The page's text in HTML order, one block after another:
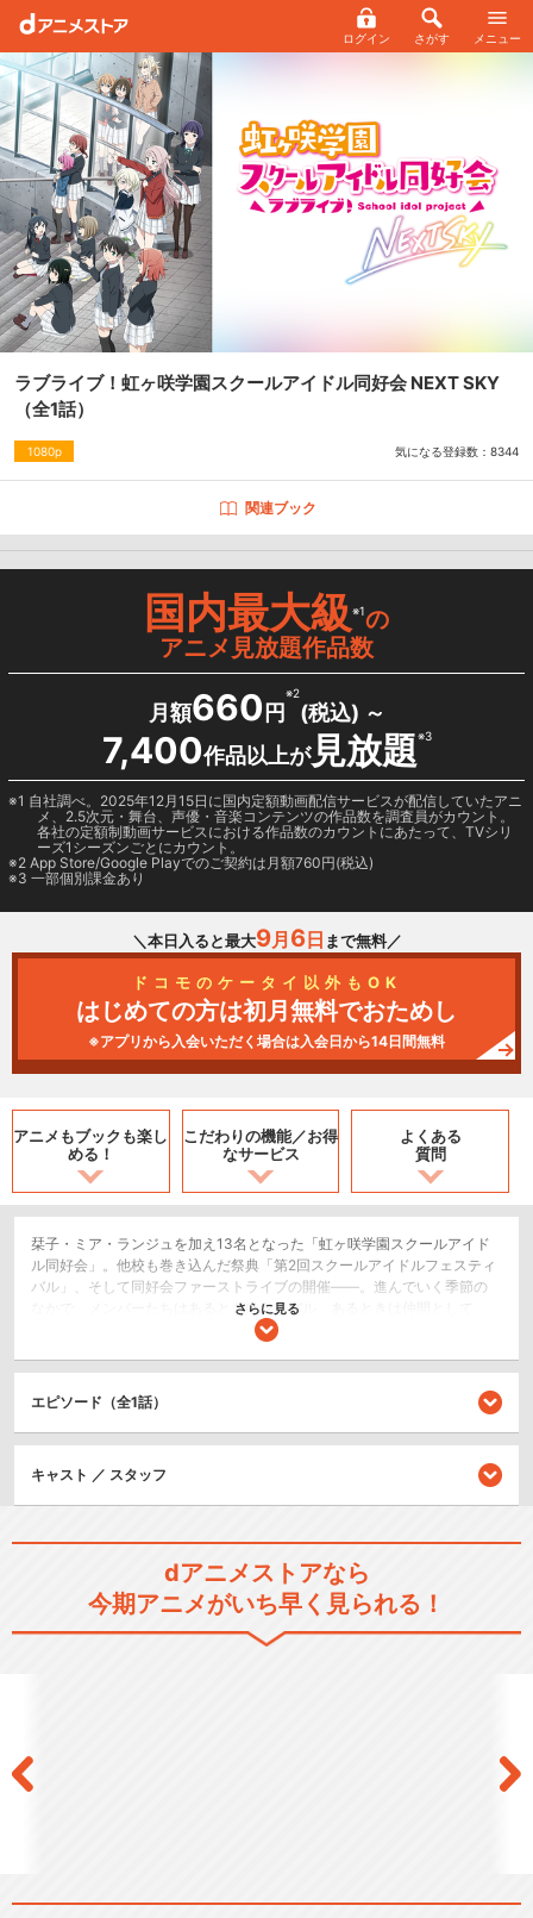
ログイン さがす メニュー
ラブライブ！虹ヶ咲学園スクールアイドル同好会 NEXT SKY
（全1話）
1080p 気になる登録数： 8344
関連ブック
国内最大級※1の
アニメ見放題作品数
月額660 円
※2
(税込) ～
7,400作品以上が見放題※3
1 自社調べ。2025年12月15日に国内定額動画配信サービスが配信していたアニ
メ、2.5次元・舞台、声優・音楽コンテンツの作品数を調査員がカウント。
各社の定額制動画サービスにおける作品数のカウントにあたって、TVシリ
ーズ1シーズンごとにカウント。
2 App Store/Google Playでのご契約は月額760円(税込)
3 一部個別課金あり
＼本日入ると最大9月 6日 まで無料／
ドコモのケータイ以外もOK
はじめての方は初月無料でおためし
※アプリから入会いただく場合は入会日から14日間無料
アニメもブックも楽し
める！
こだわりの機能／お得
なサービス
よくある
質問
栞子・ミア・ランジュを加え13名となった「虹ヶ咲学園スクールアイド
ル同好会」。他校も巻き込んだ祭典「第2回スクールアイドルフェスティ
バル」、そして同好会ファーストライブの開催――。進んでいく季節の
なかで、メンバーたちはあるときはライバル、あるときは仲間として、
それぞれの想いを胸に活動している。そんな中、2週間の短期留学を終え
留学生のアイラがいた。栞子をはじめとした同好会のメンバーたちは彼
女の夢を応援するため、スクールアイドル体験プロジェクトを計画す
ドラマ/青春
シリーズ／関連のアニメ作品
ラブライブ！
さらに見る
エピソード（全1話）
キャスト ／ スタッフ
dアニメストアなら
今期アニメがいち早く見られる！